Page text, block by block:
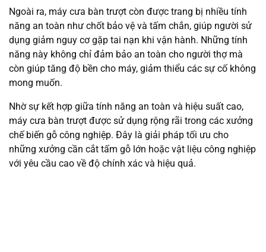
Ngoài ra, máy cưa bàn trượt còn được trang bị nhiều tính
năng an toàn như chốt bảo vệ và tấm chắn, giúp người sử
dụng giảm nguy cơ gặp tai nạn khi vận hành. Những tính
năng này không chỉ đảm bảo an toàn cho người thợ mà
còn giúp tăng độ bền cho máy, giảm thiểu các sự cố không
mong muốn.
Nhờ sự kết hợp giữa tính năng an toàn và hiệu suất cao,
máy cưa bàn trượt được sử dụng rộng rãi trong các xưởng
chế biến gỗ công nghiệp. Đây là giải pháp tối ưu cho
những xưởng cần cắt tấm gỗ lớn hoặc vật liệu công nghiệp
với yêu cầu cao về độ chính xác và hiệu quả.